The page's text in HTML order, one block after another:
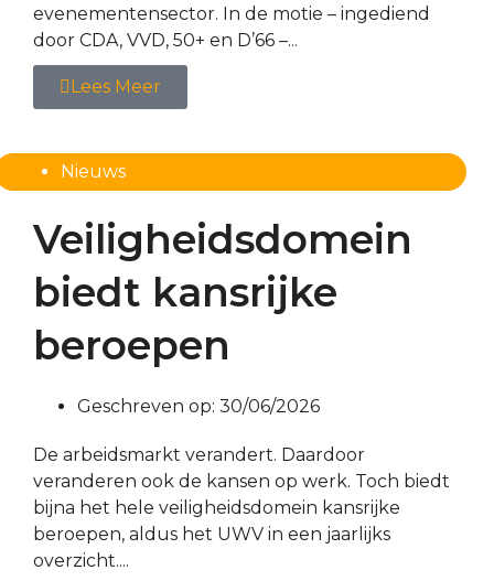
evenementensector. In de motie – ingediend
door CDA, VVD, 50+ en D’66 –...
Lees Meer
Nieuws
Veiligheidsdomein
biedt kansrijke
beroepen
Geschreven op: 30/06/2026
De arbeidsmarkt verandert. Daardoor
veranderen ook de kansen op werk. Toch biedt
bijna het hele veiligheidsdomein kansrijke
beroepen, aldus het UWV in een jaarlijks
overzicht....